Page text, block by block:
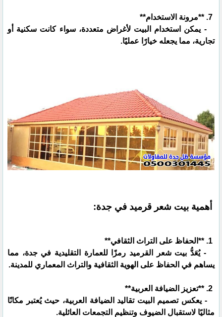
- يمكن استخدام البيت لأغراض متعددة، سواء كانت سكنية أو
تجارية، مما يجعله خيارًا عمليًا.
أهمية بيت شعر قرميد في جدة:
- يُعَدُّ بيت شعر القرميد رمزًا للعمارة التقليدية في جدة، مما
يساهم في الحفاظ على الهوية الثقافية والتراث المعماري للمدينة.
- يعكس تصميم البيت تقاليد الضيافة العربية، حيث يُعتبر مكانًا
مثاليًا لاستقبال الضيوف وتنظيم التجمعات العائلية.